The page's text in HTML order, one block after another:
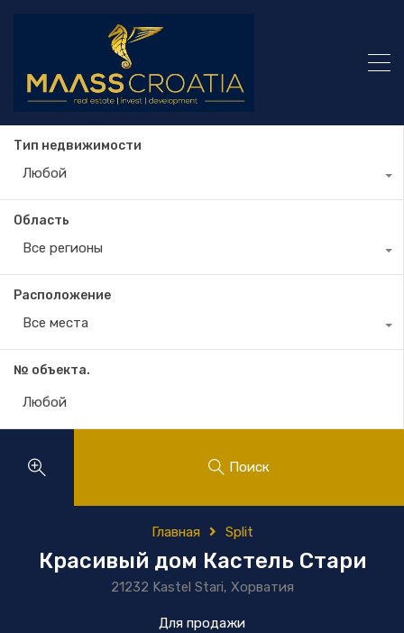
Тип недвижимости
Любой
Область
Все регионы
Расположение
Все места
№ объекта.
Поиск
Главная Split
Красивый дом Кастель Стари
21232 Kastel Stari, Хорватия
Для продажи